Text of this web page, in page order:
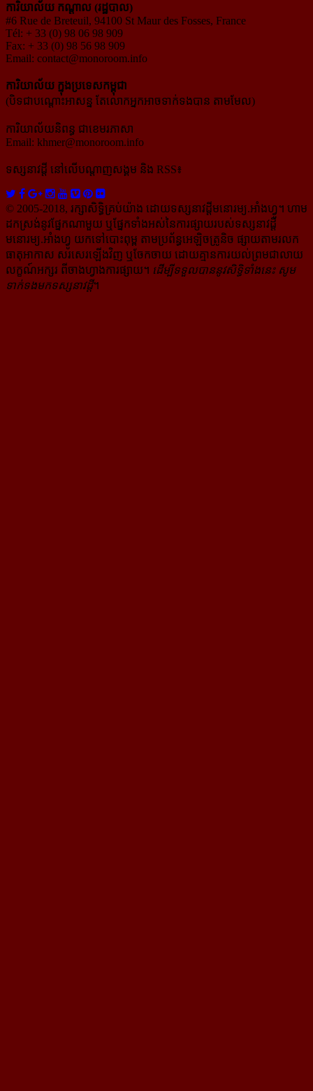
ការិយាល័យ កណ្ដាល (រដ្ឋបាល)
#6 Rue de Breteuil, 94100 St Maur des Fosses, France
Tél: + 33 (0) 98 06 98 909
Fax: + 33 (0) 98 56 98 909
Email: contact@monoroom.info
ការិយាល័យ ក្នុង​ប្រទេស​កម្ពុជា
(បិទជាបណ្ដោះអាសន្ន តែលោកអ្នកអាចទាក់ទងបាន តាមមែល)
ការិយាល័យនិពន្ធ ជាខេមរភាសា
Email: khmer@monoroom.info
ទស្សនាវដ្ដី​ នៅលើបណ្ដាញសង្គម និង RSS៖
© 2005-2018, រក្សាសិទ្ធិគ្រប់យ៉ាង ដោយទស្សនាវដ្ដី​មនោរម្យ.អាំងហ្វូ។ ហាម​
ដក​ស្រង់​នូវ​ផ្នែក​ណា​មួយ​ ឬ​ផ្នែក​ទាំង​អស់​នៃ​ការ​ផ្សាយ​របស់​ទស្សនាវដ្ដី​​
មនោរម្យ.អាំងហ្វូ យក​ទៅ​​បោះពុម្ព តាម​ប្រព័ន្ធ​អេឡិច​ត្រូនិច ផ្សាយ​តាម​រលក​
ធាតុអាកាស សរសេរ​ឡើង​វិញ ឬ​ចែក​ចាយ​ ដោយ​គ្មាន​ការ​យល់ព្រមជា​លាយ​
លក្ខណ៍​អក្សរ​ ពី​ចាងហ្វាង​ការ​ផ្សាយ​។ ដើម្បី​ទទួល​បាននូវសិទ្ធិ​ទាំងនេះ សូម​
ទាក់​ទង​មក​ទស្សនាវដ្ដី។